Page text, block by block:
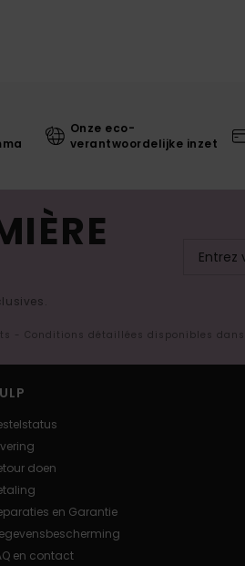
Onze eco-
verantwoordelijke inzet
- Conditions détaillées disponibles
doen
en Garantie
en contact